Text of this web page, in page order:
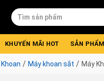
Tìm
kiếm:
KHUYẾN MÃI HOT SẢN
/ Máy khoan sắt / Máy